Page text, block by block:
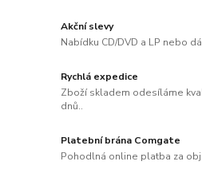
Akční slevy
Nabídku CD/DVD a LP nebo
Rychlá expedice
Zboží skladem odesíláme
dnů..
Platební brána Comgate
Pohodlná online platba za